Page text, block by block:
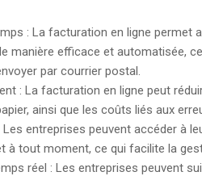
: La facturation en ligne permet
manière efficace et automatisée,
par courrier postal.
: La facturation en ligne peut
ainsi que les coûts liés aux
Les entreprises peuvent accéder à
à tout moment, ce qui facilite la
réel : Les entreprises peuvent